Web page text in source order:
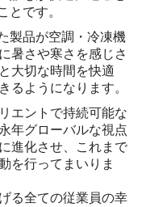
とです。
製品が空調・冷凍機
暑さや寒さを感じさ
大切な時間を快適
るようになります。
エントで持続可能な
永年グローバルな視点
進化させ、
これまで
を行ってまいりま
る全ての従業員の幸